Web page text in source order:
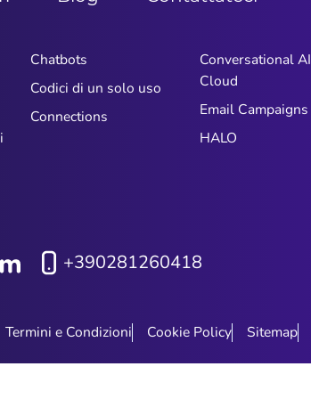
Chatbots
Codici di un solo uso
Connections
Conversational AI
Cloud
Email Campaigns
HALO
+390281260418
Termini e Condizioni Cookie Policy Sitemap